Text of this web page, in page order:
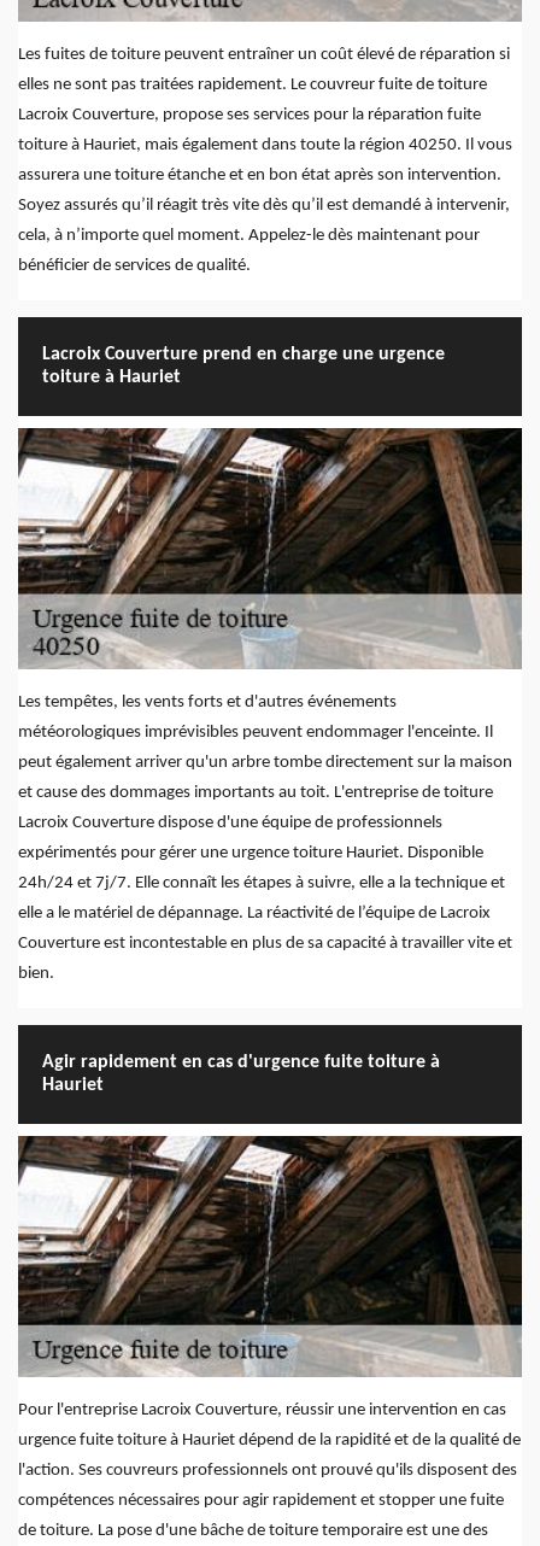
Les fuites de toiture peuvent entraîner un coût élevé de réparation si
elles ne sont pas traitées rapidement. Le couvreur fuite de toiture
Lacroix Couverture, propose ses services pour la réparation fuite
toiture à Hauriet, mais également dans toute la région 40250. Il vous
assurera une toiture étanche et en bon état après son intervention.
Soyez assurés qu’il réagit très vite dès qu’il est demandé à intervenir,
cela, à n’importe quel moment. Appelez-le dès maintenant pour
bénéficier de services de qualité.
Lacroix Couverture prend en charge une urgence
toiture à Hauriet
Les tempêtes, les vents forts et d'autres événements
météorologiques imprévisibles peuvent endommager l'enceinte. Il
peut également arriver qu'un arbre tombe directement sur la maison
et cause des dommages importants au toit. L'entreprise de toiture
Lacroix Couverture dispose d'une équipe de professionnels
expérimentés pour gérer une urgence toiture Hauriet. Disponible
24h/24 et 7j/7. Elle connaît les étapes à suivre, elle a la technique et
elle a le matériel de dépannage. La réactivité de l’équipe de Lacroix
Couverture est incontestable en plus de sa capacité à travailler vite et
bien.
Agir rapidement en cas d'urgence fuite toiture à
Hauriet
Pour l'entreprise Lacroix Couverture, réussir une intervention en cas
urgence fuite toiture à Hauriet dépend de la rapidité et de la qualité de
l'action. Ses couvreurs professionnels ont prouvé qu'ils disposent des
compétences nécessaires pour agir rapidement et stopper une fuite
de toiture. La pose d'une bâche de toiture temporaire est une des